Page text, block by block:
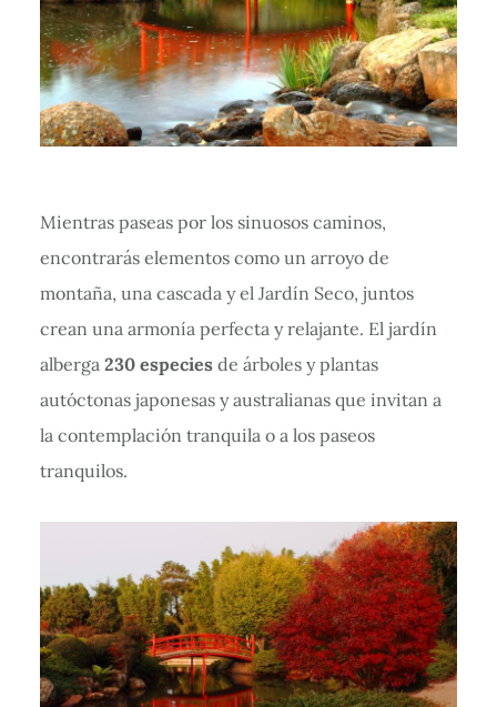
Mientras paseas por los sinuosos caminos,
encontrarás elementos como un arroyo de
montaña, una cascada y el Jardín Seco, juntos
crean una armonía perfecta y relajante. El jardín
alberga 230 especies de árboles y plantas
autóctonas japonesas y australianas que invitan a
la contemplación tranquila o a los paseos
tranquilos.